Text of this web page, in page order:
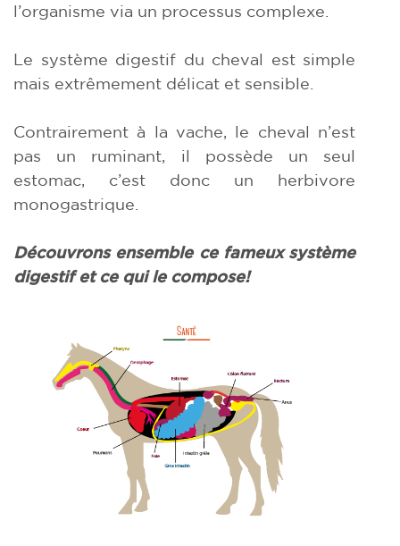
l’organisme via un processus complexe.
Le système digestif du cheval est simple
mais extrêmement délicat et sensible.
Contrairement à la vache, le cheval n’est
pas un ruminant, il possède un seul
estomac, c’est donc un herbivore
monogastrique.
Découvrons ensemble ce fameux système
digestif et ce qui le compose!